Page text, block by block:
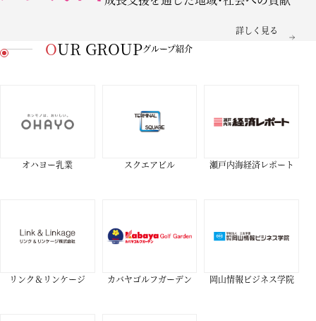
詳しく見る
OUR GROUPグループ紹介
オハヨー乳業 スクエアビル 瀬戸内海経済レポート
リンク＆リンケージ カバヤゴルフガーデン 岡山情報ビジネス学院